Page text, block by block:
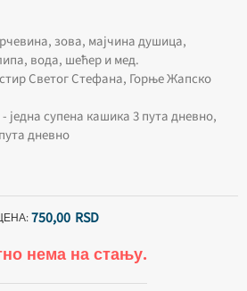
зова, мајчина душица,
вода, шећер и мед.
Светог Стефана, Горње Жапско
једна супена кашика 3 пута дневно,
дневно
750,00 RSD
нема на стању.